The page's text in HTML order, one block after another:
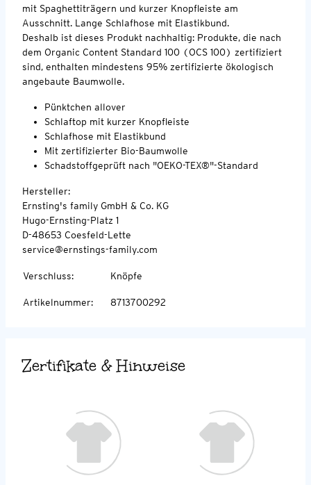
mit Spaghettiträgern und kurzer Knopfleiste am
Ausschnitt. Lange Schlafhose mit Elastikbund.
Deshalb ist dieses Produkt nachhaltig: Produkte, die nach
dem Organic Content Standard 100 (OCS 100) zertifiziert
sind, enthalten mindestens 95% zertifizierte ökologisch
angebaute Baumwolle.
Pünktchen allover
Schlaftop mit kurzer Knopfleiste
Schlafhose mit Elastikbund
Mit zertifizierter Bio-Baumwolle
Schadstoffgeprüft nach "OEKO-TEX®"-Standard
Hersteller:
Ernsting's family GmbH & Co. KG
Hugo-Ernsting-Platz 1
D-48653 Coesfeld-Lette
service@ernstings-family.com
Verschluss: Knöpfe
Artikelnummer: 8713700292
Zertifikate & Hinweise